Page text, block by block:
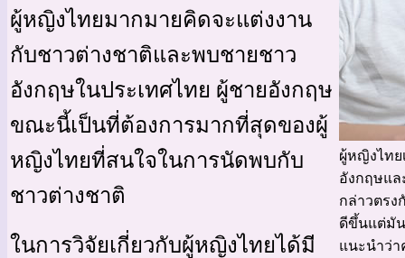
ผู้หญิงไทยมากมายคิดจะแต่งงาน
กับชาวต่างชาติและพบชายชาว
อังกฤษในประเทศไทย ผู้ชายอังกฤษ
ขณะนี้เป็นที่ต้องการมากที่สุดของผู้
หญิงไทยที่สนใจในการนัดพบกับ
ชาวต่างชาติ
ในการวิจัยเกี่ยวกับผู้หญิงไทยได้มี
ผู้หญิงไท
อังกฤษแ
กล่าวตรง
ดีขึ้นแต่มั
แนะนำว่า